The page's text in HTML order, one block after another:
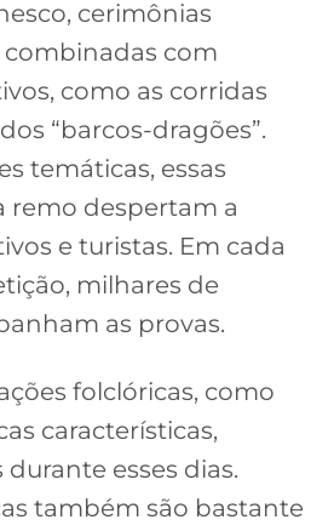
cerimônias
combinadas com
como as corridas
“barcos-dragões”.
temáticas, essas
remo despertam a
e turistas. Em cada
milhares de
as provas.
folclóricas, como
características,
esses dias.
também são bastante